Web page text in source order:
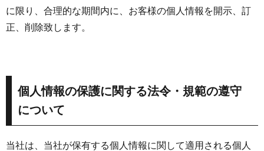
に限り、合理的な期間内に、お客様の個人情報を開示、訂
正、削除致します。
個人情報の保護に関する法令・規範の遵守
について
当社は、当社が保有する個人情報に関して適用される個人